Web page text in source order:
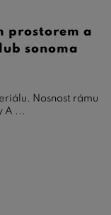
prostorem a
sonoma
Nosnost rámu
...